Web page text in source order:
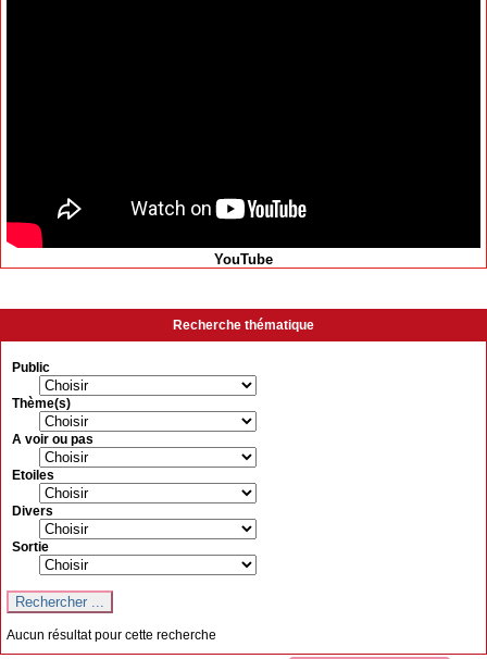
YouTube
Recherche thématique
Public
Thème(s)
A voir ou pas
Etoiles
Divers
Sortie
Aucun résultat pour cette recherche